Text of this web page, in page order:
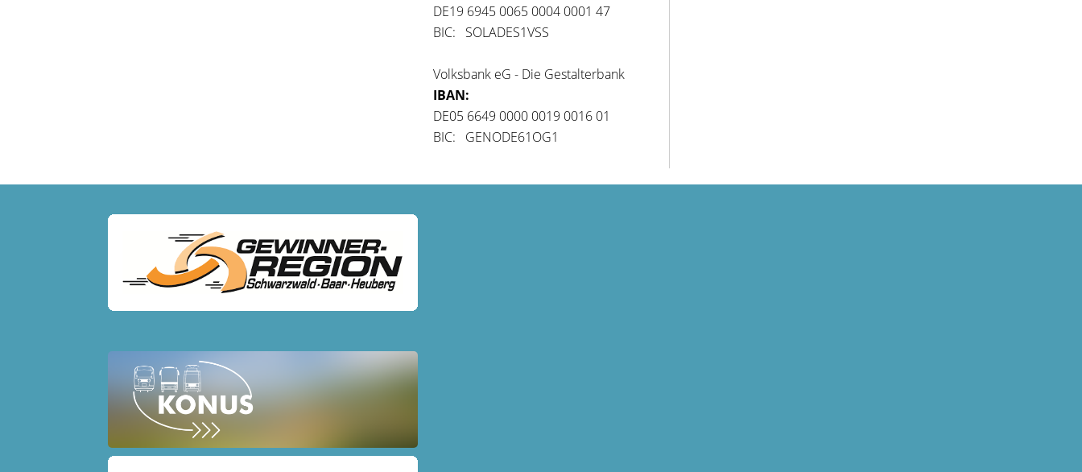
DE19 6945 0065 0004 0001 47
BIC: SOLADES1VSS
Volksbank eG - Die Gestalterbank
IBAN:
DE05 6649 0000 0019 0016 01
BIC: GENODE61OG1